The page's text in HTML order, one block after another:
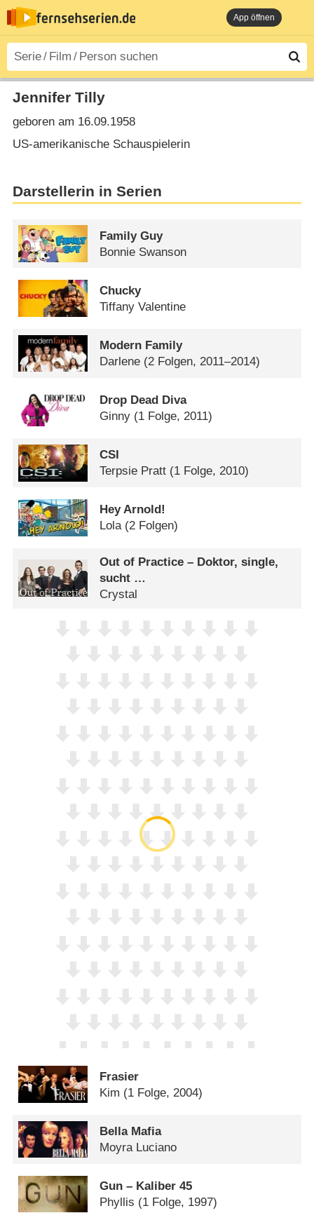
App öffnen
Jennifer Tilly
geboren am 16.09.1958
US-amerikanische Schauspielerin
Darstellerin in Serien
Family Guy
Bonnie Swanson
Chucky
Tiffany Valentine
Modern Family
Darlene (2 Folgen, 2011–2014)
Drop Dead Diva
Ginny (1 Folge, 2011)
CSI
Terpsie Pratt (1 Folge, 2010)
Hey Arnold!
Lola (2 Folgen)
Out of Practice – Doktor, single,
sucht …
Crystal
Frasier
Kim (1 Folge, 2004)
Bella Mafia
Moyra Luciano
Gun – Kaliber 45
Phyllis (1 Folge, 1997)